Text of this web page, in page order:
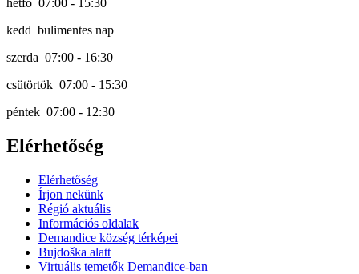
hétfő 07:00 - 15:30
kedd bulimentes nap
szerda 07:00 - 16:30
csütörtök 07:00 - 15:30
péntek 07:00 - 12:30
Elérhetőség
Elérhetőség
Írjon nekünk
Régió aktuális
Információs oldalak
Demandice község térképei
Bujdoška alatt
Virtuális temetők Demandice-ban